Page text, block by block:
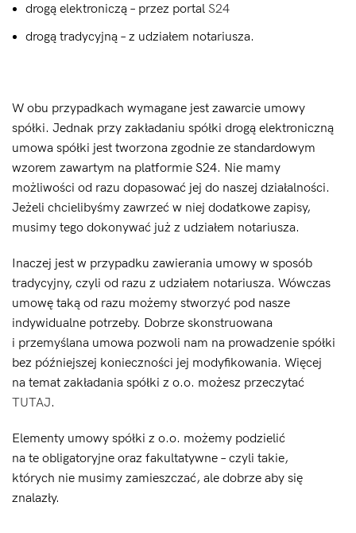
drogą elektroniczą – przez portal S24
drogą tradycyjną – z udziałem notariusza.
W obu przypadkach wymagane jest zawarcie umowy
spółki. Jednak przy zakładaniu spółki drogą elektroniczną
umowa spółki jest tworzona zgodnie ze standardowym
wzorem zawartym na platformie S24. Nie mamy
możliwości od razu dopasować jej do naszej działalności.
Jeżeli chcielibyśmy zawrzeć w niej dodatkowe zapisy,
musimy tego dokonywać już z udziałem notariusza.
Inaczej jest w przypadku zawierania umowy w sposób
tradycyjny, czyli od razu z udziałem notariusza. Wówczas
umowę taką od razu możemy stworzyć pod nasze
indywidualne potrzeby. Dobrze skonstruowana
i przemyślana umowa pozwoli nam na prowadzenie spółki
bez późniejszej konieczności jej modyfikowania. Więcej
na temat zakładania spółki z o.o. możesz przeczytać
TUTAJ.
Elementy umowy spółki z o.o. możemy podzielić
na te obligatoryjne oraz fakultatywne – czyli takie,
których nie musimy zamieszczać, ale dobrze aby się
znalazły.